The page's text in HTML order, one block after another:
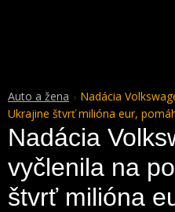
Auto a žena
Nadácia
Ukrajine štvrť milióna eur,
Nadácia
vyčlenila na
štvrť milióna